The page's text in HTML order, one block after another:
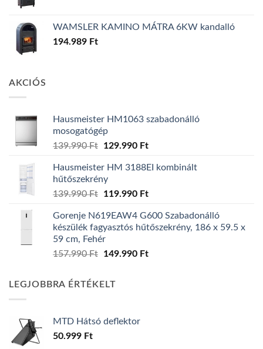
WAMSLER KAMINO MÁTRA 6KW kandalló
194.989 Ft
AKCIÓS
Hausmeister HM1063 szabadonálló
mosogatógép
139.990Ft
Original
was:
139.990 Ft.
129.990 FtCurrent
is:
Hausmeister HM 3188EI kombinált
hűtőszekrény
139.990Ft
Original
was:
139.990 Ft.
119.990 FtCurrent
is:
119.990 Ft.
Gorenje N619EAW4 G600 Szabadonálló
készülék fagyasztós hűtőszekrény, 186 x 59.5 x
59 cm, Fehér
157.990Ft
Original
157.990 Ft.
149.990 FtCurrent
LEGJOBBRA ÉRTÉKELT
MTD Hátsó deflektor
50.999 Ft